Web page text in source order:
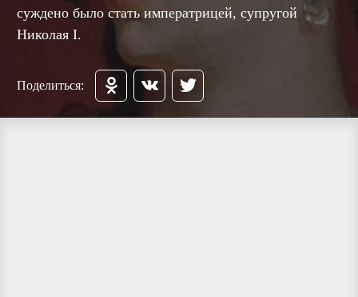
суждено было стать императрицей, супругой
Николая I.
Поделиться: